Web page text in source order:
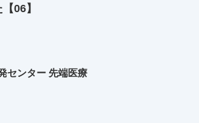
06】
センター 先端医療